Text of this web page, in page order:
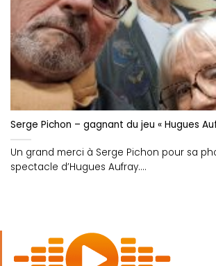
Serge Pichon – gagnant du jeu « Hugues
Un grand merci à Serge Pichon pour sa
spectacle d’Hugues Aufray....